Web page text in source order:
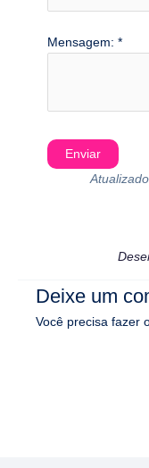
Mensagem:*
Deixe um
Você precisa fazer